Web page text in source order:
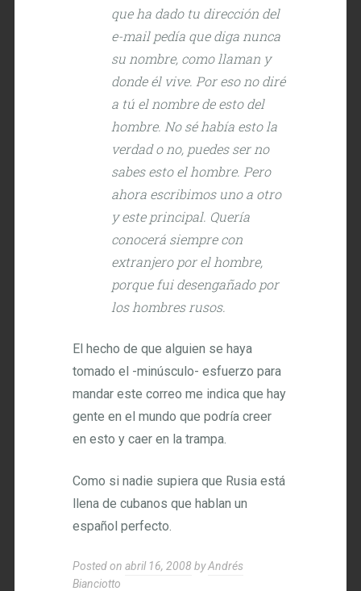
que ha dado tu dirección del
e-mail pedía que diga nunca
su nombre, como llaman y
donde él vive. Por eso no diré
a tú el nombre de esto del
hombre. No sé había esto la
verdad o no, puedes ser no
sabes esto el hombre. Pero
ahora escribimos uno a otro
y este principal. Quería
conocerá siempre con
extranjero por el hombre,
porque fui desengañado por
los hombres rusos.
El hecho de que alguien se haya
tomado el -minúsculo- esfuerzo para
mandar este correo me indica que hay
gente en el mundo que podría creer
en esto y caer en la trampa.
Como si nadie supiera que Rusia está
llena de cubanos que hablan un
español perfecto.
Posted onabril 16, 2008 byAndrés
Bianciotto